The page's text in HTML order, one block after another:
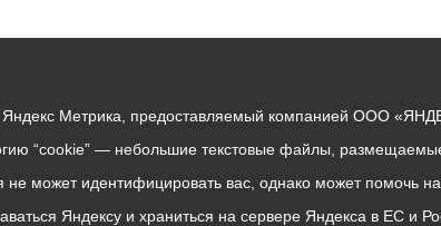
Яндекс Метрика, предоставляемый компанией ООО
“cookie” — небольшие текстовые файлы,
может идентифицировать вас, однако может помочь
Яндексу и храниться на сервере Яндекса в ЕС и